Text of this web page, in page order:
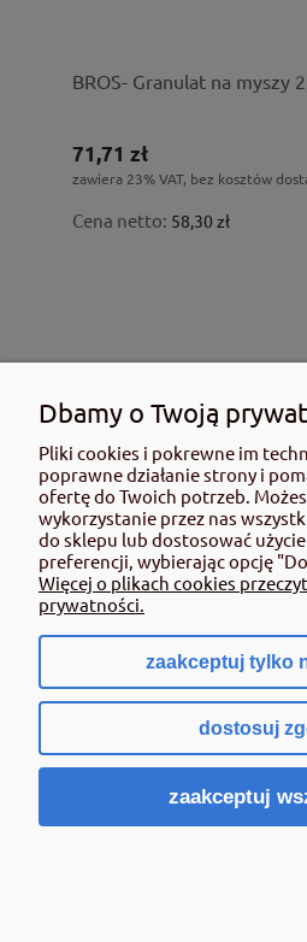
BROS- Granulat na myszy
71,71 zł
zawiera 23% VAT, bez kosztów
Cena netto: 58,30 zł
Dbamy o Twoją
Pliki cookies i pokrewne im
poprawne działanie strony i
ofertę do Twoich potrzeb.
wykorzystanie przez nas
do sklepu lub dostosować
preferencji, wybierając opcję
Więcej o plikach cookies
prywatności.
zaakceptuj tylko
dostosuj
zaakceptuj